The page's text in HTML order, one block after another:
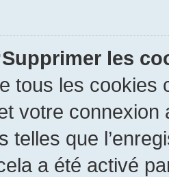
les
tous les cookies
votre
telles que
a été activé